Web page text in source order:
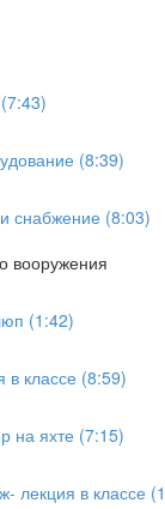
(8:39)
снабжение (8:03)
вооружения
(1:42)
в классе (8:59)
на яхте (7:15)
лекция в классе